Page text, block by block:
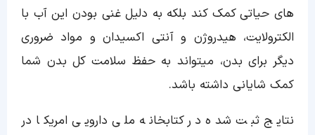
های حیاتی کمک کند بلکه به دلیل غنی بودن این آب با
الکترولایت، هیدروژن و آنتی اکسیدان و مواد ضروری
دیگر برای بدن، میتواند به حفظ سلامت کل بدن شما
کمک شایانی داشته باشد.
نتایج ثبت شده در کتابخانه ملی دارویی امریکا در